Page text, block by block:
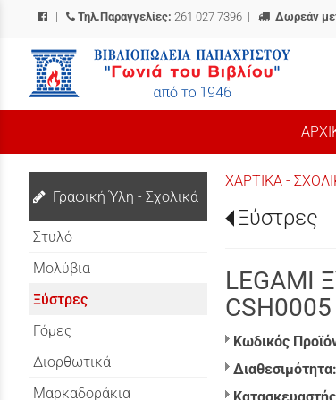
| Τηλ.Παραγγελίες: 261 027 7396 | Δωρεάν
/
Γραφική Ύλη - Σχολικά
Στυλό
Μολύβια
Ξύστρες
Γόμες
Διορθωτικά
Μαρκαδοράκια
ΧΑΡΤΙΚΑ -
Ξύστρες
LEGAMI
CSH0005
Κωδικός
Διαθεσιμότητα: